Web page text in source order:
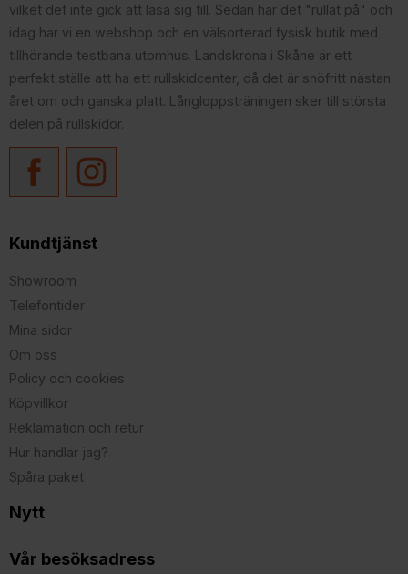
vilket det inte gick att läsa sig till. Sedan har det "rullat på" och
idag har vi en webshop och en välsorterad fysisk butik med
tillhörande testbana utomhus. Landskrona i Skåne är ett
perfekt ställe att ha ett rullskidcenter, då det är snöfritt nästan
året om och ganska platt. Långloppsträningen sker till största
delen på rullskidor.
Kundtjänst
Showroom
Telefontider
Mina sidor
Om oss
Policy och cookies
Köpvillkor
Reklamation och retur
Hur handlar jag?
Spåra paket
Nytt
Vår besöksadress